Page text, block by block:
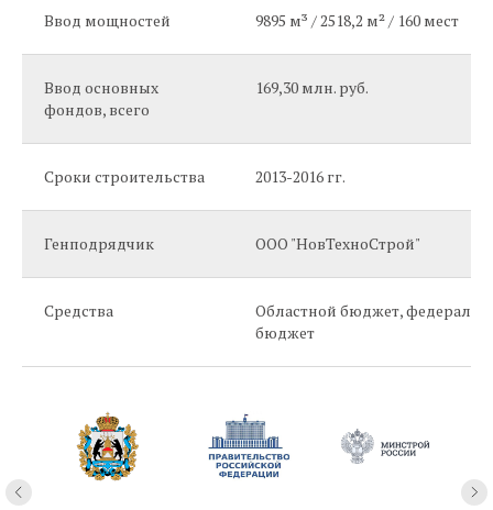
Ввод мощностей 9895 м³ / 2518,2 м² / 160 мест
Ввод основных
фондов, всего
169,30 млн. руб.
Сроки строительства 2013-2016 гг.
Генподрядчик ООО "НовТехноСтрой"
Средства
Областной бюджет,
бюджет